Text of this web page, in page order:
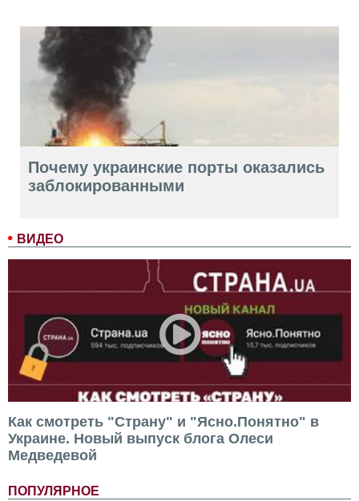
ВИДЕО
Как смотреть "Страну" и "Ясно.Понятно" в
Украине. Новый выпуск блога Олеси
Медведевой
ПОПУЛЯРНОЕ
Почему украинские порты оказались
заблокированными